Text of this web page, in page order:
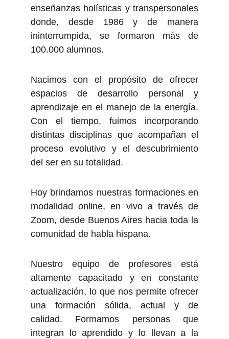
enseñanzas holísticas y transpersonales
donde, desde 1986 y de manera
ininterrumpida, se formaron más de
100.000 alumnos.
Nacimos con el propósito de ofrecer
espacios de desarrollo personal y
aprendizaje en el manejo de la energía.
Con el tiempo, fuimos incorporando
distintas disciplinas que acompañan el
proceso evolutivo y el descubrimiento
del ser en su totalidad.
Hoy brindamos nuestras formaciones en
modalidad online, en vivo a través de
Zoom, desde Buenos Aires hacia toda la
comunidad de habla hispana.
Nuestro equipo de profesores está
altamente capacitado y en constante
actualización, lo que nos permite ofrecer
una formación sólida, actual y de
calidad. Formamos personas que
integran lo aprendido y lo llevan a la